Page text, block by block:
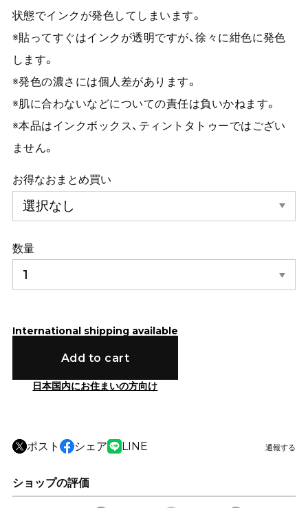
状態でインクが発色してしまいます。
※貼ってすぐはインクが透明ですが、徐々に紺色に発色
します。
※発色の濃さには個人差があります。
※肌に合わないなどについての責任は負いかねます。
※本品はインクボックス、ティントタトゥーではござい
ません。
お得なおまとめ買い
数量
International shipping available
Add to cart
日本国内にお住まいの方向け
ポスト シェア LINE 通報する
ショップの評価